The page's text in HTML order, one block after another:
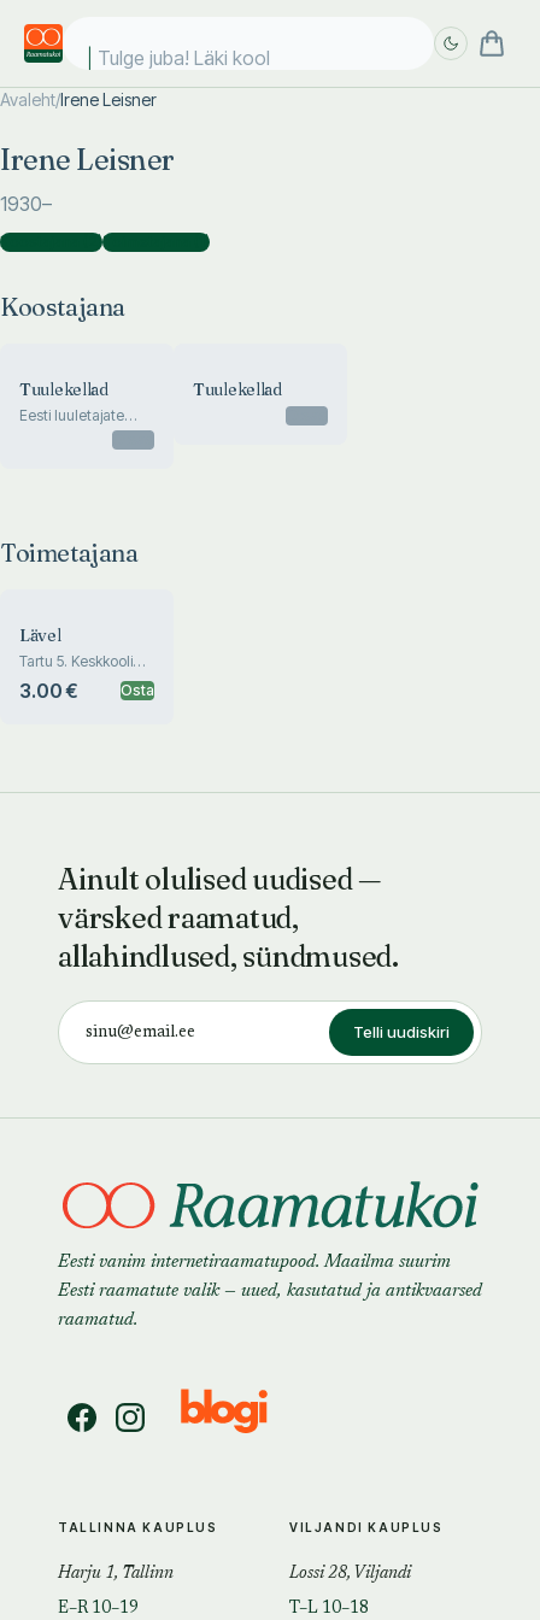
Tulge juba! Läki kooli
Avaleht/Irene Leisner
Irene Leisner
1930–
Koostajana )Toimetajana )
Koostajana
Tuulekellad
Eesti luuletajate
Tuulekellad
Toimetajana
Lävel
Tartu 5. Keskkooli
almanahh
3.00 € Osta
Ainult olulised uudised —
värsked raamatud,
allahindlused, sündmused.
Telli uudiskiri
Eesti vanim internetiraamatupood. Maailma suurim
Eesti raamatute valik — uued, kasutatud ja antikvaarsed
raamatud.
TALLINNA KAUPLUS
Harju 1, Tallinn
E–R 10–19
VILJANDI KAUPLUS
Lossi 28, Viljandi
T–L 10–18